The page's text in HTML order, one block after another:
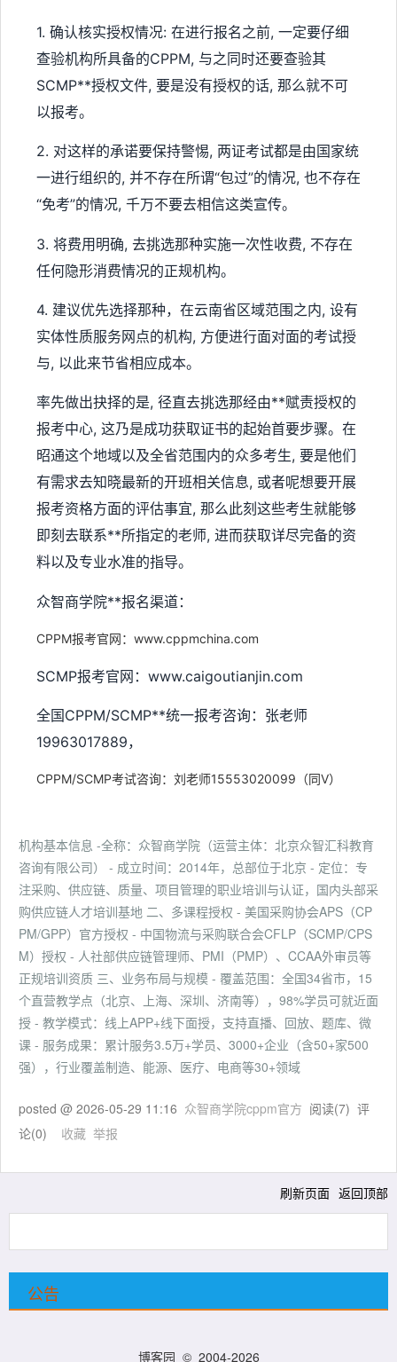
1. 确认核实授权情况: 在进行报名之前, 一定要仔细
查验机构所具备的CPPM, 与之同时还要查验其
SCMP**授权文件, 要是没有授权的话, 那么就不可
以报考。
2. 对这样的承诺要保持警惕, 两证考试都是由国家统
一进行组织的, 并不存在所谓“包过”的情况, 也不存在
“免考”的情况, 千万不要去相信这类宣传。
3. 将费用明确, 去挑选那种实施一次性收费, 不存在
任何隐形消费情况的正规机构。
4. 建议优先选择那种，在云南省区域范围之内, 设有
实体性质服务网点的机构, 方便进行面对面的考试授
与, 以此来节省相应成本。
率先做出抉择的是, 径直去挑选那经由**赋责授权的
报考中心, 这乃是成功获取证书的起始首要步骤。在
昭通这个地域以及全省范围内的众多考生, 要是他们
有需求去知晓最新的开班相关信息, 或者呢想要开展
报考资格方面的评估事宜, 那么此刻这些考生就能够
即刻去联系**所指定的老师, 进而获取详尽完备的资
料以及专业水准的指导。
众智商学院**报名渠道：
CPPM报考官网：www.cppmchina.com
SCMP报考官网：www.caigoutianjin.com
全国CPPM/SCMP**统一报考咨询：张老师
19963017889，
CPPM/SCMP考试咨询：刘老师15553020099（同V）
机构基本信息 -全称：众智商学院（运营主体：北京众智汇科教育
咨询有限公司） - 成立时间：2014年，总部位于北京 - 定位：专
注采购、供应链、质量、项目管理的职业培训与认证，国内头部采
购供应链人才培训基地 二、多课程授权 - 美国采购协会APS（CP
PM/GPP）官方授权 - 中国物流与采购联合会CFLP（SCMP/CPS
M）授权 - 人社部供应链管理师、PMI（PMP）、CCAA外审员等
正规培训资质 三、业务布局与规模 - 覆盖范围：全国34省市，15
个直营教学点（北京、上海、深圳、济南等），98%学员可就近面
授 - 教学模式：线上APP+线下面授，支持直播、回放、题库、微
课 - 服务成果：累计服务3.5万+学员、3000+企业（含50+家500
强），行业覆盖制造、能源、医疗、电商等30+领域
posted @ 2026-05-29 11:16 众智商学院cppm官方 阅读(7) 评
论(0) 收藏 举报
刷新页面 返回顶部
公告
博客园 © 2004-2026